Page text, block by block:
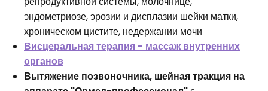
эндометриозе, эрозии и дисплазии шейки матки,
хроническом цистите, недержании мочи
Висцеральная терапия - массаж внутренних
органов
Вытяжение позвоночника, шейная тракция на